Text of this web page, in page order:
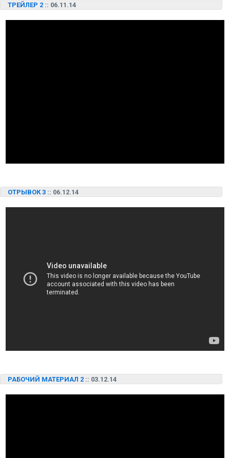
ТРЕЙЛЕР 2 :: 06.11.14
ОТРЫВОК 3 :: 06.12.14
РАБОЧИЙ МАТЕРИАЛ 2 :: 03.12.14